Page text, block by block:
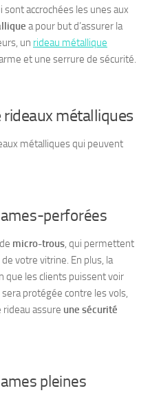
sont accrochées les unes aux
a pour but d’assurer la
un rideau métallique
et une serrure de sécurité.
métalliques
métalliquesqui peuvent
perforées
micro-trous, qui permettent
votre vitrine. En plus, la
que les clients puissent voir
protégée contre les vols,
rideau assure une sécurité
pleines